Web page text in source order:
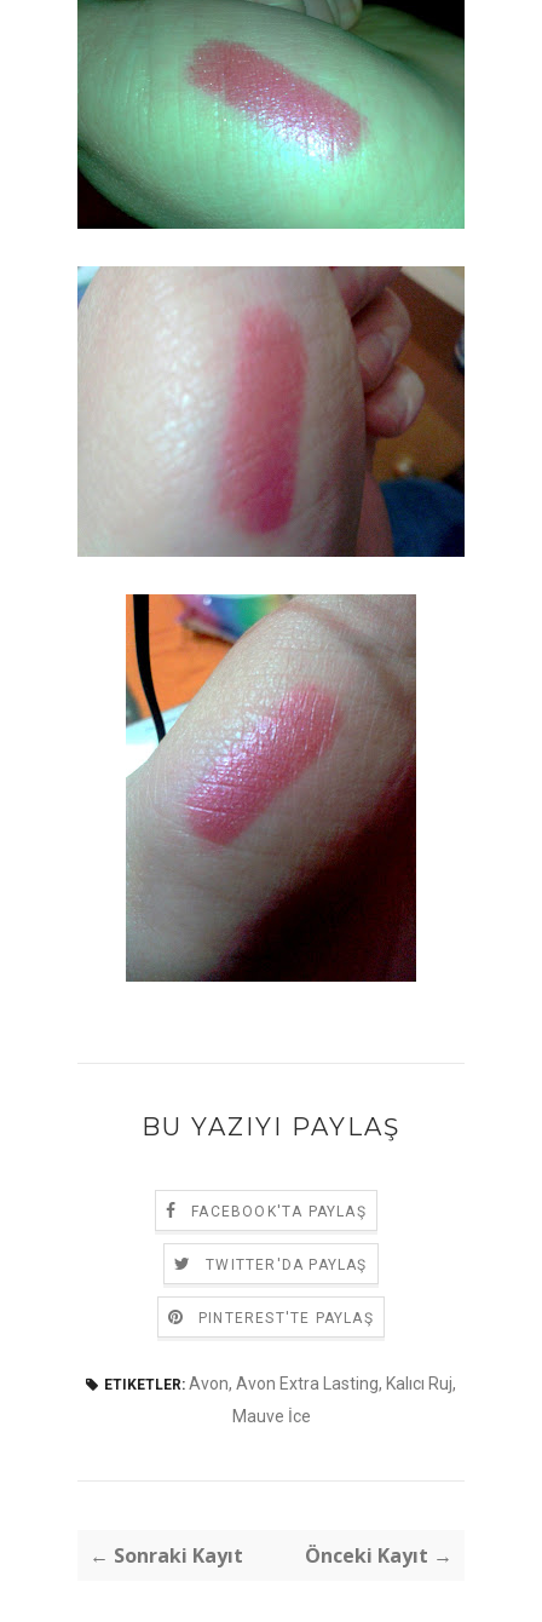
BU YAZIYI PAYLAŞ
FACEBOOK'TA PAYLAŞ
TWITTER'DA PAYLAŞ
PINTEREST'TE PAYLAŞ
ETIKETLER: Avon, Avon Extra Lasting, Kalıcı Ruj,
Mauve İce
← Sonraki Kayıt Önceki Kayıt →